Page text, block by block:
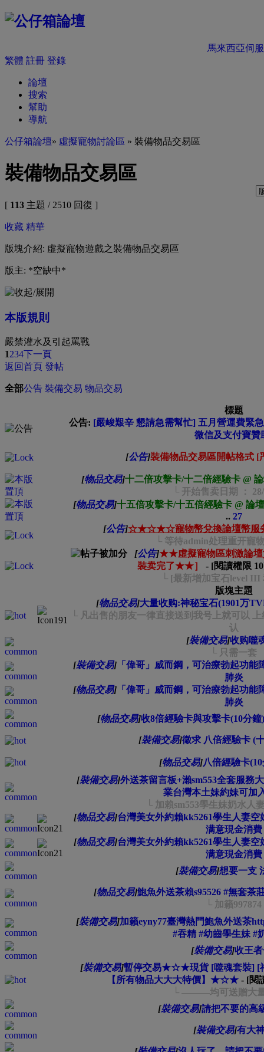
馬來西亞伺
繁體 註冊 登錄
論壇
搜索
幫助
導航
公仔箱論壇» 虛擬寵物討論區 » 裝備物品交易區
裝備物品交易區
[ 113 主題 / 2510 回復 ]
收藏 精華
版塊介紹: 虛擬寵物遊戲之裝備物品交易區
版主: *空缺中*
本版規則
嚴禁灌水及引起罵戰
1234下一頁
返回首頁 發帖
全部公告 裝備交易 物品交易
標題
公告: [嚴峻艱辛 懇請急需幫忙] 五月營運費緊
微信及支付寶贊
[公告]裝備物品交易區開帖格式 [
[物品交易]十二倍攻擊卡/十二倍經驗卡 @
└ 开始售卖日期 ：
[物品交易]十五倍攻擊卡/十五倍經驗卡 @ 論
.. 27
[公告]☆★☆★☆寵物幣兌換論壇幣
└ 等待admin处理重开寵
[公告]★★虛擬寵物區刺激論
裝卖完了★★］
- [閱讀權限 10
└ [最新增加宝石level III
版塊主題
[物品交易]大量收购:神秘宝石(1901万
└ 凡出售的朋友一律直接送到我号上就可以
认
[裝備交易]收购噬
└ 只需一套
[裝備交易]「偉哥」威而鋼，可治療勃起功能
肺炎
[物品交易]「偉哥」威而鋼，可治療勃起功能
肺炎
[物品交易]收8倍經驗卡與攻擊卡(10分鐘
[裝備交易]徵求 八倍經驗卡 (
[物品交易]八倍經驗卡
[裝備交易]外送茶留言板+瀨sm553全套服務
業台灣本土妹約妹可加
└ 加賴sm553學生妹奶水人
[物品交易]台灣美女外約賴kk5261學生人妻
满意現金消費
[物品交易]台灣美女外約賴kk5261學生人妻
满意現金消費
[裝備交易]想要一支
[物品交易]鮑魚外送茶賴s95526 #無套茶
└ 加籟997874
[裝備交易]加籟eyny77臺灣熱門鮑魚外送茶
#吞精 #幼齒學生妹 #
[裝備交易]收王
[裝備交易]暫停交易★☆★現貨 [噬魂套裝] [
【所有物品大大大特價】★☆★ - [閱
└ ———均可送贈大
[裝備交易]請把不要的高
[裝備交易]有大